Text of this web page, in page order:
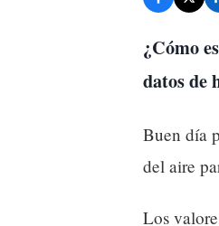
¿Cómo
datos de
Buen día
del aire
Los